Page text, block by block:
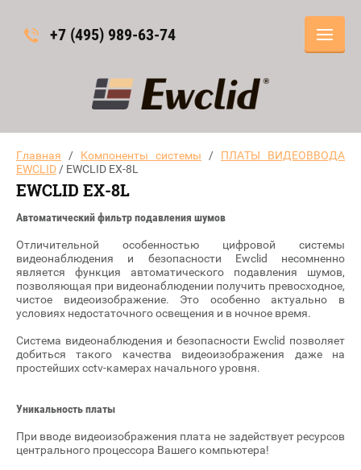
+7 (495) 989-63-74
Главная / Компоненты системы / ПЛАТЫ ВИДЕОВВОДА
EWCLID / EWCLID EX-8L
EWCLID EX-8L
Автоматический фильтр подавления шумов
Отличительной особенностью цифровой системы
видеонаблюдения и безопасности Ewclid несомненно
является функция автоматического подавления шумов,
позволяющая при видеонаблюдении получить превосходное,
чистое видеоизображение. Это особенно актуально в
условиях недостаточного освещения и в ночное время.
Система видеонаблюдения и безопасности Ewclid позволяет
добиться такого качества видеоизображения даже на
простейших cctv-камерах начального уровня.
Уникальность платы
При вводе видеоизображения плата не задействует ресурсов
центрального процессора Вашего компьютера!